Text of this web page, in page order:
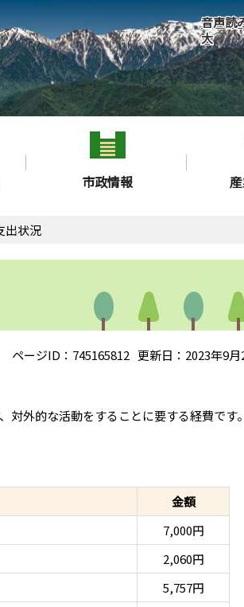
音声読
大
市政情報
出状況
ページID：745165812 更新日：2023年9月
外的な活動をすることに要する経費です。
金額
7,000円
2,060円
5,757円